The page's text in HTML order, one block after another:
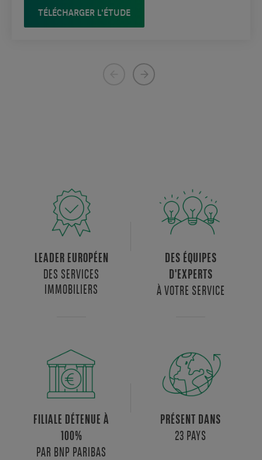
TÉLÉCHARGER L'ÉTUDE
Previous
Next
LEADER EUROPÉEN
DES SERVICES
IMMOBILIERS
DES ÉQUIPES
D'EXPERTS
À VOTRE SERVICE
FILIALE DÉTENUE À
100%
PAR BNP PARIBAS
PRÉSENT DANS
23 PAYS